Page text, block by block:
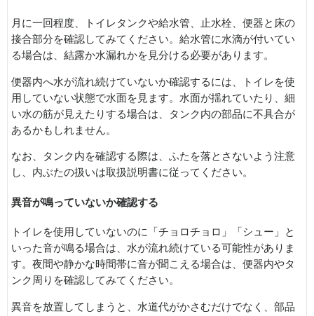
月に一回程度、トイレタンクや給水管、止水栓、便器と床の
接合部分を確認してみてください。給水管に水滴が付いてい
る場合は、結露か水漏れかを見分ける必要があります。
便器内へ水が流れ続けていないか確認するには、トイレを使
用していない状態で水面を見ます。水面が揺れていたり、細
い水の筋が見えたりする場合は、タンク内の部品に不具合が
あるかもしれません。
なお、タンク内を確認する際は、ふたを落とさないよう注意
し、内ぶたの扱いは取扱説明書に従ってください。
異音が鳴っていないか確認する
トイレを使用していないのに「チョロチョロ」「シュー」と
いった音が鳴る場合は、水が流れ続けている可能性がありま
す。夜間や静かな時間帯に音が聞こえる場合は、便器内やタ
ンク周りを確認してみてください。
異音を放置してしまうと、水道代がかさむだけでなく、部品